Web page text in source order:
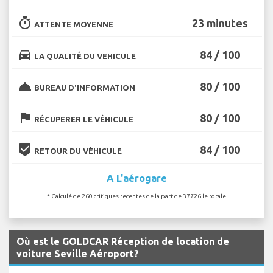
timer ATTENTE MOYENNE 23 minutes
directions_car LA QUALITÉ DU VEHICULE 84 / 100
room_service BUREAU D'INFORMATION 80 / 100
flag RÉCUPERER LE VÉHICULE 80 / 100
beenhere RETOUR DU VÉHICULE 84 / 100
A L'aérogare
* Calculé de 260 critiques recentes de la part de 37726 le totale
Où est le GOLDCAR Réception de location de
voiture Seville Aéroport?